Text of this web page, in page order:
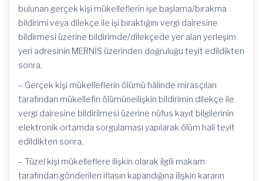
bulunan gerçek kişi mükelleflerin işe başlama/bırakma
bildirimi veya dilekçe ile işi bıraktığını vergi dairesine
bildirmesi üzerine bildirimde/dilekçede yer alan yerleşim
yeri adresinin MERNİS üzerinden doğruluğu teyit edildikten
sonra,
– Gerçek kişi mükelleflerin ölümü hâlinde mirasçıları
tarafından mükellefin ölümüneilişkin bildirimin dilekçe ile
vergi dairesine bildirilmesi üzerine nüfus kayıt bilgilerinin
elektronik ortamda sorgulaması yapılarak ölüm hali teyit
edildikten sonra,
– Tüzel kişi mükelleflere ilişkin olarak ilgili makam
tarafından gönderilen iflasın kapandığına ilişkin kararın